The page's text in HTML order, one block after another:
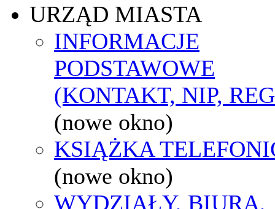
URZĄD MIASTA
INFORMACJE
PODSTAWOWE
(KONTAKT, NIP,
(nowe okno)
KSIĄŻKA
(nowe okno)
WYDZIAŁY, BIURA,